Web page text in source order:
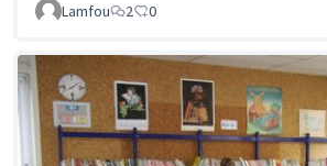
Lamfou 2 0